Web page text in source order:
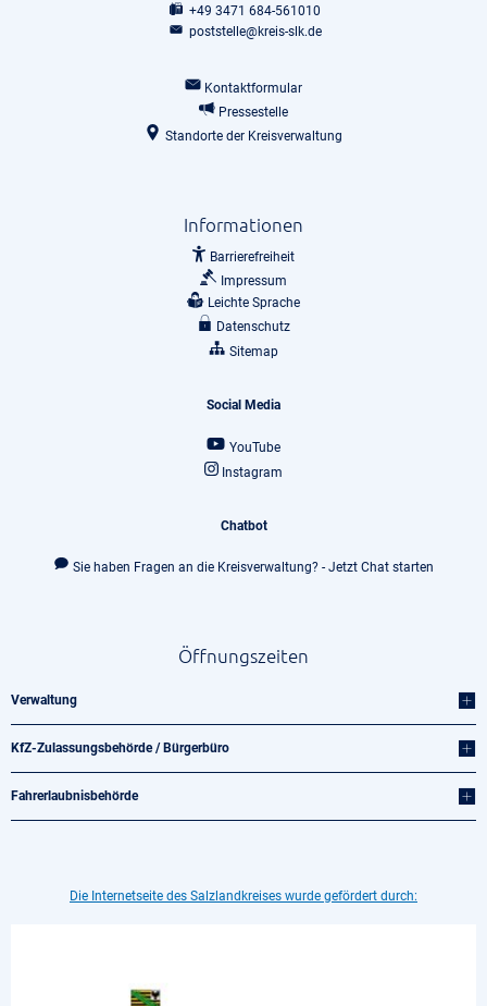
+49 3471 684-561010
poststelle@kreis-slk.de
Kontaktformular
Pressestelle
Standorte der Kreisverwaltung
Informationen
Barrierefreiheit
Impressum
Leichte Sprache
Datenschutz
Sitemap
Social Media
YouTube
Instagram
Chatbot
Sie haben Fragen an die Kreisverwaltung? - Jetzt Chat starten
Öffnungszeiten
Verwaltung
KfZ-Zulassungsbehörde / Bürgerbüro
Fahrerlaubnisbehörde
Die Internetseite des Salzlandkreises wurde gefördert durch: